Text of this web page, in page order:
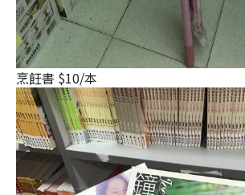
烹飪書 $10/本